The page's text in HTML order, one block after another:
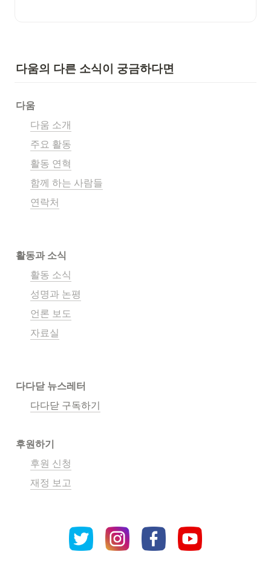
다움의 다른 소식이 궁금하다면
다움
다움 소개
주요 활동
활동 연혁
함께 하는 사람들
연락처
활동과 소식
활동 소식
성명과 논평
언론 보도
자료실
다다닫 뉴스레터
다다닫 구독하기
후원하기
후원 신청
재정 보고